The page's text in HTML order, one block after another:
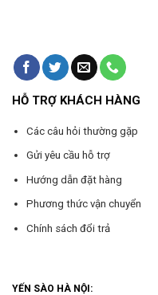
HỖ TRỢ KHÁCH HÀNG
Các câu hỏi thường gặp
Gửi yêu cầu hỗ trợ
Hướng dẫn đặt hàng
Phương thức vận chuyển
Chính sách đổi trả
YẾN SÀO HÀ NỘI: